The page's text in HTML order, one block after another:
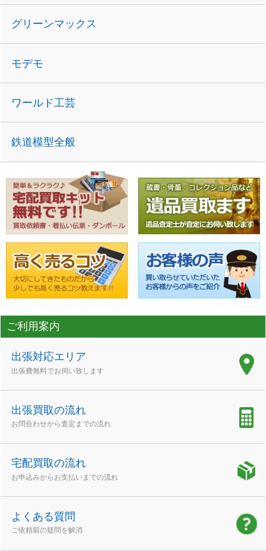
グリーンマックス
モデモ
ワールド工芸
鉄道模型全般
ご利用案内
出張対応エリア
出張費無料でお伺い致します
出張買取の流れ
お問合わせから査定までの流れ
宅配買取の流れ
お申込みからお支払いまでの流れ
よくある質問
ご依頼前の疑問を解消